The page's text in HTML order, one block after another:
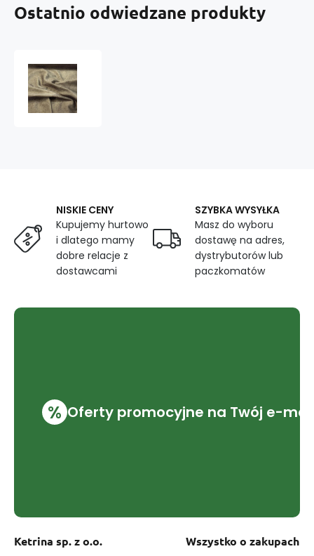
Ostatnio odwiedzane produkty
Proof
NISKIE CENY
Kupujemy hurtowo
i dlatego mamy
dobre relacje z
dostawcami
SZYBKA WYSYŁKA
Masz do wyboru
dostawę na adres,
dystrybutorów lub
paczkomatów
% Oferty promocyjne na Twój e-mail
Ketrina sp. z o.o. Wszystko o zakupach